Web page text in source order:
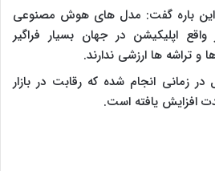
این باره گفت: مدل های هوش مصنوعی
اپلیکیشن در جهان بسیار فراگیر
تراشه ها ارزشی ندارند.
زمانی انجام شده که رقابت در بازار
یافته است.